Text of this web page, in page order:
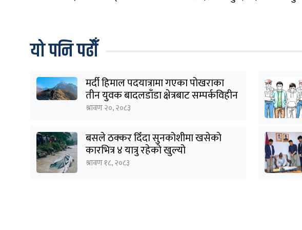
यो पनि पढौँ
मर्दी हिमाल पदयात्रामा गएका पोखराका
तीन युवक बादलडाँडा क्षेत्रबाट सम्पर्कविहीन
श्रावण २०, २०८३
बसले ठक्कर दिँदा सुनकोशीमा खसेकाे
कारभित्र ४ यात्रु रहेको खुल्यो
श्रावण १८, २०८३